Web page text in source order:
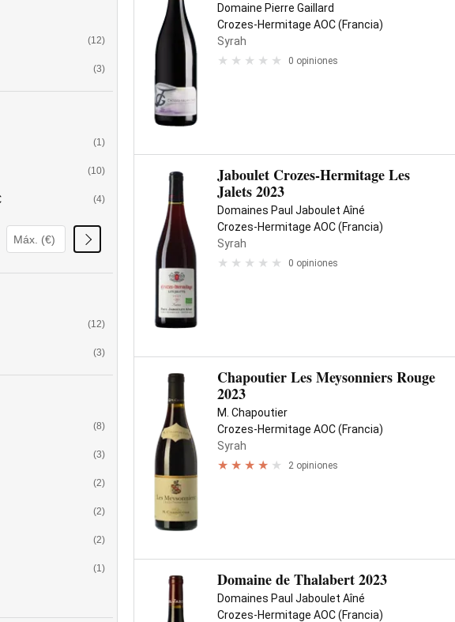
(12)
(3)
(1)
(10)
(4)
(12)
(3)
(8)
(3)
(2)
(2)
(2)
(1)
Domaine Pierre Gaillard
Crozes-Hermitage AOC (Francia)
Syrah
0 opiniones
Jaboulet Crozes-Hermitage Les
Jalets 2023
Domaines Paul Jaboulet Aîné
Crozes-Hermitage AOC (Francia)
Syrah
0 opiniones
Chapoutier Les Meysonniers Rouge
2023
M. Chapoutier
Crozes-Hermitage AOC (Francia)
Syrah
2 opiniones
Domaine de Thalabert 2023
Domaines Paul Jaboulet Aîné
Crozes-Hermitage AOC (Francia)